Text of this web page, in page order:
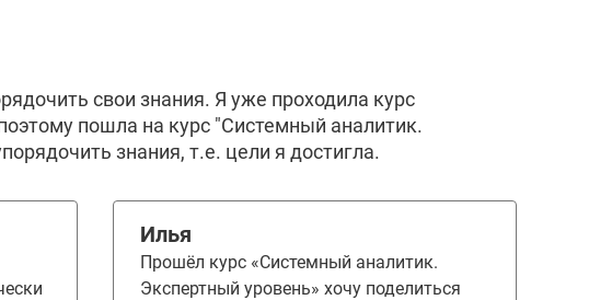
свои знания. Я уже проходила курс
пошла на курс "Системный аналитик.
знания, т.е. цели я достигла.
Илья
Прошёл курс «Системный аналитик.
Экспертный уровень» хочу поделиться